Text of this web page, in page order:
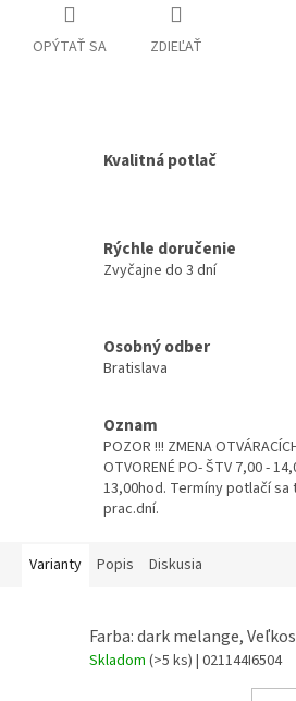
OPÝTAŤ SA ZDIEĽAŤ
Kvalitná potlač
Rýchle doručenie
Zvyčajne do 3 dní
Osobný odber
Bratislava
Oznam
POZOR !!! ZMENA
OTVORENÉ PO- ŠTV 7,00 -
13,00hod. Termíny potlačí
prac.dní.
Varianty Popis Diskusia
Farba: dark melange,
Skladom (>5 ks) | 021144I6504